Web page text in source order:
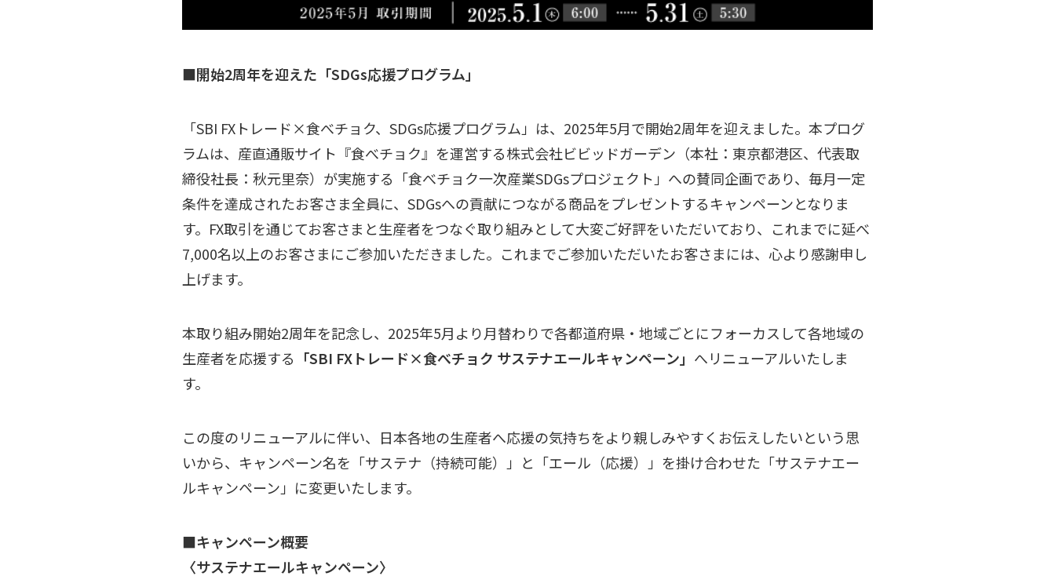
■開始2周年を迎えた「SDGs応援プログラム」
「SBI FXトレード×食べチョク、SDGs応援プログラム」は、2025年5月で開始2周年を迎えました。本プログ
ラムは、産直通販サイト『食べチョク』を運営する株式会社ビビッドガーデン（本社：東京都港区、代表取
締役社長：秋元里奈）が実施する「食べチョク一次産業SDGsプロジェクト」への賛同企画であり、毎月一定
条件を達成されたお客さま全員に、SDGsへの貢献につながる商品をプレゼントするキャンペーンとなりま
す。FX取引を通じてお客さまと生産者をつなぐ取り組みとして大変ご好評をいただいており、これまでに延べ
7,000名以上のお客さまにご参加いただきました。これまでご参加いただいたお客さまには、心より感謝申し
上げます。
本取り組み開始2周年を記念し、2025年5月より月替わりで各都道府県・地域ごとにフォーカスして各地域の
生産者を応援する 「SBI FXトレード×食べチョク サステナエールキャンペーン」 へリニューアルいたしま
す。
この度のリニューアルに伴い、日本各地の生産者へ応援の気持ちをより親しみやすくお伝えしたいという思
いから、キャンペーン名を「サステナ（持続可能）」と「エール（応援）」を掛け合わせた「サステナエー
ルキャンペーン」に変更いたします。
■キャンペーン概要
〈サステナエールキャンペーン〉